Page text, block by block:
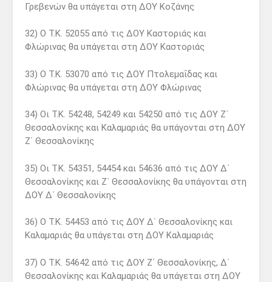
Γρεβενών θα υπάγεται στη ΔΟΥ Κοζάνης
32) Ο Τ.Κ. 52055 από τις ΔΟΥ Καστοριάς και
Φλώρινας θα υπάγεται στη ΔΟΥ Καστοριάς
33) Ο Τ.Κ. 53070 από τις ΔΟΥ Πτολεμαΐδας και
Φλώρινας θα υπάγεται στη ΔΟΥ Φλώρινας
34) Οι Τ.Κ. 54248, 54249 και 54250 από τις ΔΟΥ Ζ΄
Θεσσαλονίκης και Καλαμαριάς θα υπάγονται στη ΔΟΥ
Ζ΄ Θεσσαλονίκης
35) Οι Τ.Κ. 54351, 54454 και 54636 από τις ΔΟΥ Δ΄
Θεσσαλονίκης και Ζ΄ Θεσσαλονίκης θα υπάγονται στη
ΔΟΥ Δ΄ Θεσσαλονίκης
36) Ο Τ.Κ. 54453 από τις ΔΟΥ Δ΄ Θεσσαλονίκης και
Καλαμαριάς θα υπάγεται στη ΔΟΥ Καλαμαριάς
37) Ο Τ.Κ. 54642 από τις ΔΟΥ Ζ΄ Θεσσαλονίκης, Δ΄
Θεσσαλονίκης και Καλαμαριάς θα υπάγεται στη ΔΟΥ